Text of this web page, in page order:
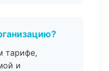
тарифе,
и